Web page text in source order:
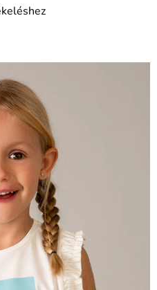
ből 0,0 csillag.